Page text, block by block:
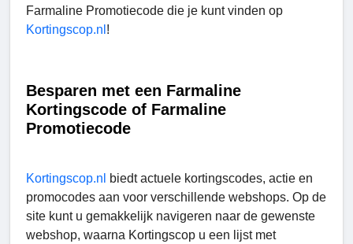
Farmaline Promotiecode die je kunt vinden op
Kortingscop.nl !
Besparen met een Farmaline
Kortingscode of Farmaline
Promotiecode
Kortingscop.nl
biedt actuele kortingscodes, actie en
promocodes aan voor verschillende webshops. Op de
site kunt u gemakkelijk navigeren naar de gewenste
webshop, waarna Kortingscop u een lijst met